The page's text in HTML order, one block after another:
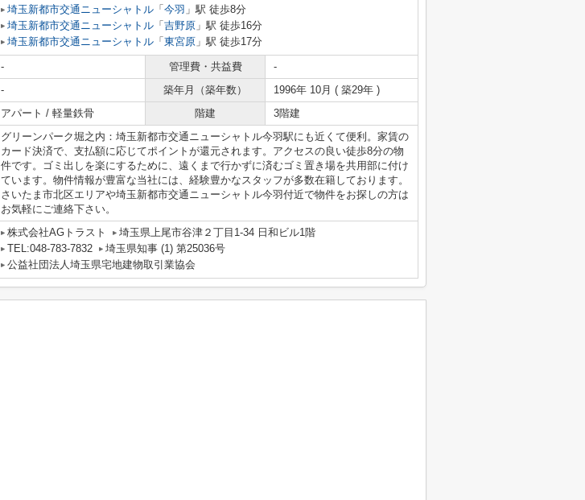
埼玉新都市交通ニューシャトル 「 今羽 」駅 徒歩8分
埼玉新都市交通ニューシャトル 「 吉野原 」駅 徒歩16分
埼玉新都市交通ニューシャトル 「 東宮原 」駅 徒歩17分
- 管理費・共益費
-
- 築年月（築年数）
1996年 10月 ( 築29年 )
アパート / 軽量鉄骨 階建 3階建
グリーンパーク堀之内：埼玉新都市交通ニューシャトル今羽駅にも近くて便利。家賃の
カード決済で、支払額に応じてポイントが還元されます。アクセスの良い徒歩8分の物
件です。ゴミ出しを楽にするために、遠くまで行かずに済むゴミ置き場を共用部に付け
ています。物件情報が豊富な当社には、経験豊かなスタッフが多数在籍しております。
さいたま市北区エリアや埼玉新都市交通ニューシャトル今羽付近で物件をお探しの方は
お気軽にご連絡下さい。
株式会社AGトラスト
埼玉県上尾市谷津２丁目1-34 日和ビル1階
TEL:048-783-7832
埼玉県知事 (1) 第25036号
公益社団法人埼玉県宅地建物取引業協会